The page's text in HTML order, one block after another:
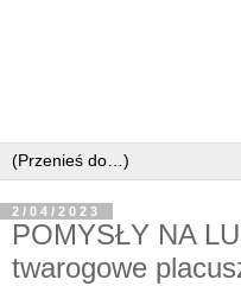
2/04/2023
POMYSŁY NA
twarogowe